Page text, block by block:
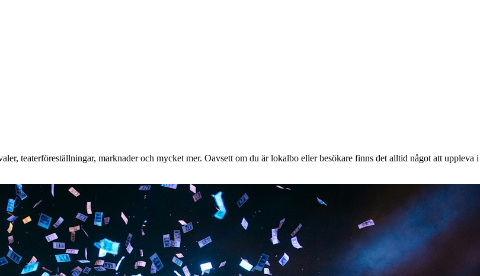
teaterföreställningar, marknader och mycket mer. Oavsett om du är lokalbo eller besökare finns det alltid något att uppleva i